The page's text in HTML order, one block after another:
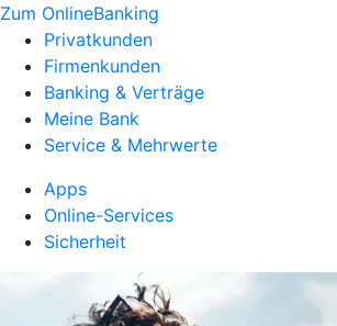
Zum OnlineBanking
Privatkunden
Firmenkunden
Banking & Verträge
Meine Bank
Service & Mehrwerte
Apps
Online-Services
Sicherheit